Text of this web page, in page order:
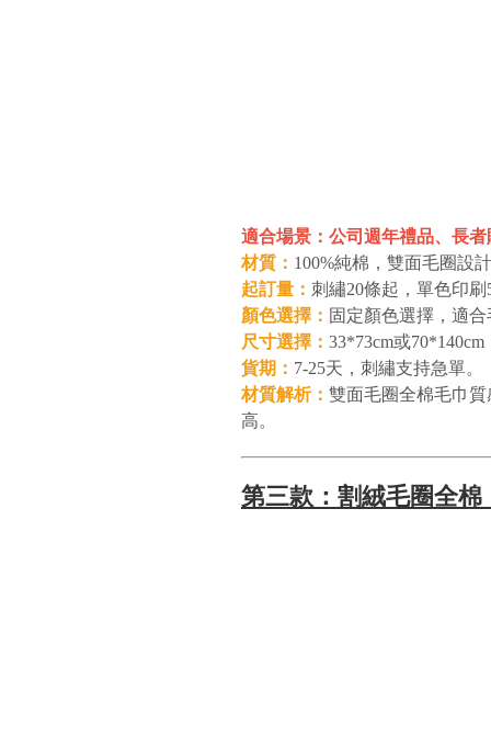
適合場景：公司週年禮品、長
材質： 100%純棉，雙面毛圈設
起訂量： 刺繡20條起，單色印
顏色選擇： 固定顏色選擇，適
尺寸選擇： 33*73cm或
貨期： 7-25天，刺繡支持急單。
材質解析： 雙面毛圈全棉毛巾
高。
第三款：割絨毛圈全